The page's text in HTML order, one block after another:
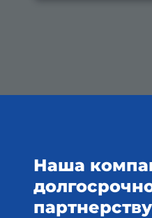
Наша
партнерству